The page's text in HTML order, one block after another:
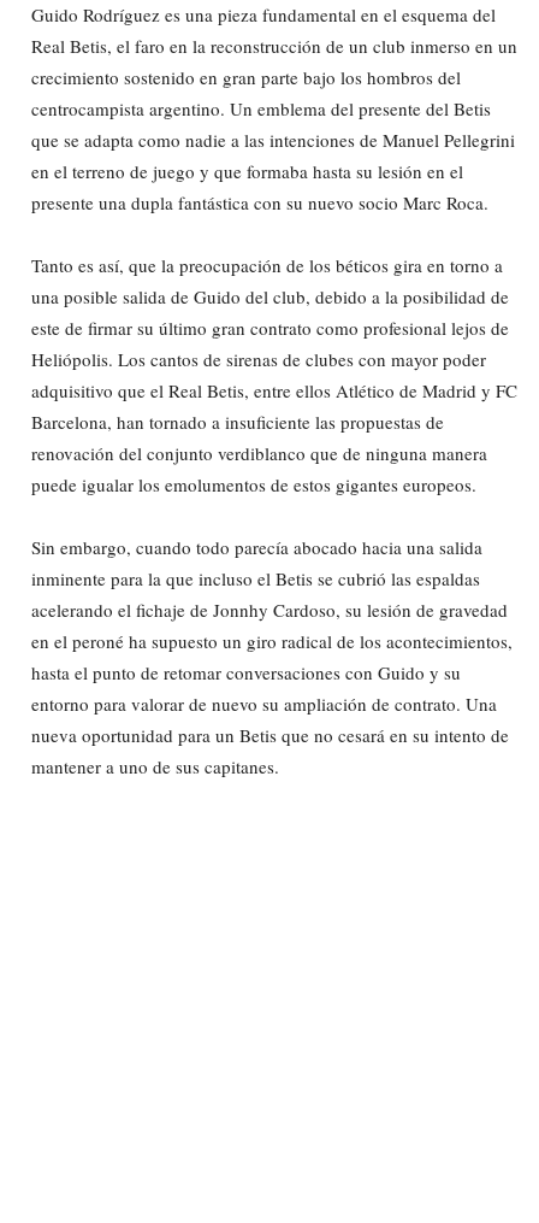
Guido Rodríguez es una pieza fundamental en el esquema del
Real Betis, el faro en la reconstrucción de un club inmerso en un
crecimiento sostenido en gran parte bajo los hombros del
centrocampista argentino. Un emblema del presente del Betis
que se adapta como nadie a las intenciones de Manuel Pellegrini
en el terreno de juego y que formaba hasta su lesión en el
presente una dupla fantástica con su nuevo socio Marc Roca.
Tanto es así, que la preocupación de los béticos gira en torno a
una posible salida de Guido del club, debido a la posibilidad de
este de firmar su último gran contrato como profesional lejos de
Heliópolis. Los cantos de sirenas de clubes con mayor poder
adquisitivo que el Real Betis, entre ellos Atlético de Madrid y FC
Barcelona, han tornado a insuficiente las propuestas de
renovación del conjunto verdiblanco que de ninguna manera
puede igualar los emolumentos de estos gigantes europeos.
Sin embargo, cuando todo parecía abocado hacia una salida
inminente para la que incluso el Betis se cubrió las espaldas
acelerando el fichaje de Jonnhy Cardoso, su lesión de gravedad
en el peroné ha supuesto un giro radical de los acontecimientos,
hasta el punto de retomar conversaciones con Guido y su
entorno para valorar de nuevo su ampliación de contrato. Una
nueva oportunidad para un Betis que no cesará en su intento de
mantener a uno de sus capitanes.